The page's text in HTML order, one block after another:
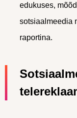
edukuses,
sotsiaalmeedia
raportina.